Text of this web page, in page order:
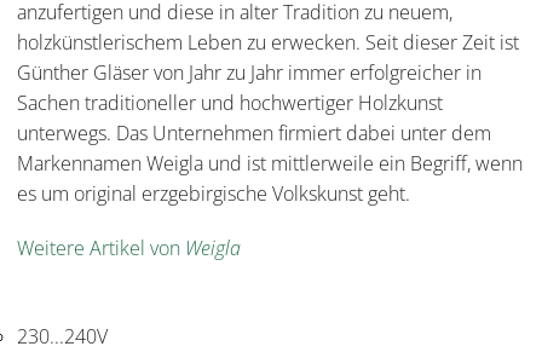
anzufertigen und diese in alter Tradition zu neuem,
holzkünstlerischem Leben zu erwecken. Seit dieser Zeit ist
Günther Gläser von Jahr zu Jahr immer erfolgreicher in
Sachen traditioneller und hochwertiger Holzkunst
unterwegs. Das Unternehmen firmiert dabei unter dem
Markennamen Weigla und ist mittlerweile ein Begriff, wenn
es um original erzgebirgische Volkskunst geht.
Weitere Artikel von Weigla
230...240V